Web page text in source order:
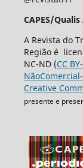
CAPES/Qualis
A Revista do
Região é
NC-ND (CC
Creative
presente e